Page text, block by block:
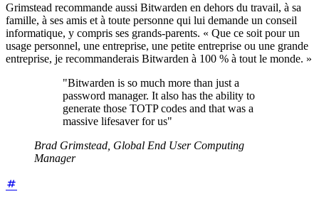
Grimstead recommande aussi Bitwarden en dehors du travail, à sa
famille, à ses amis et à toute personne qui lui demande un conseil
informatique, y compris ses grands-parents. « Que ce soit pour un
usage personnel, une entreprise, une petite entreprise ou une grande
entreprise, je recommanderais Bitwarden à 100 % à tout le monde. »
"Bitwarden is so much more than just a
password manager. It also has the ability to
generate those TOTP codes and that was a
massive lifesaver for us"
Brad Grimstead, Global End User Computing
Manager